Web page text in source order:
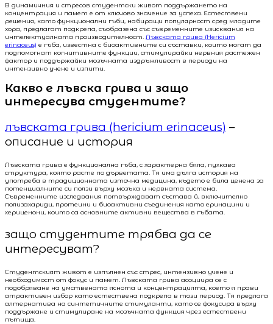
В динамичния и стресов студентски живот поддържането на
концентрация и памет е от ключово значение за успеха. Естествени
решения, като функционални гъби, набиращи популярност сред младите
хора, предлагат подкрепа, съобразена със съвременните изисквания на
интелектуалната производителност. Лъвската грива (Hericium
erinaceus) е гъба, известна с биоактивните си съставки, които могат да
подпомогнат когнитивните функции, стимулирайки нервния растежен
фактор и поддържайки мозъчната издръжливост в периоди на
интензивно учене и изпити.
Какво е лъвска грива и защо
интересува студентите?
лъвската грива (hericium erinaceus) –
описание и история
Лъвската грива е функционална гъба, с характерна бяла, пухкава
структура, която расте по дърветата. Тя има дълга история на
употреба в традиционната източна медицина, където е била ценена за
потенциалните си ползи върху мозъка и нервната система.
Съвременните изследвания потвърждават състава й, включително
полизахариди, протеини и биоактивни съединения като еринацини и
хериценони, които са основните активни вещества в гъбата.
защо студентите трябва да се
интересуват?
Студентският живот е изпълнен със стрес, интензивно учене и
необходимост от фокус и памет. Лъвската грива асоциира се с
подобряване на умствената яснота и концентрацията, което я прави
атрактивен избор като естествена подкрепа в този период. Тя предлага
алтернатива на синтетичните стимуланти, като се фокусира върху
поддържане и стимулиране на мозъчната функция чрез естествени
пътища.